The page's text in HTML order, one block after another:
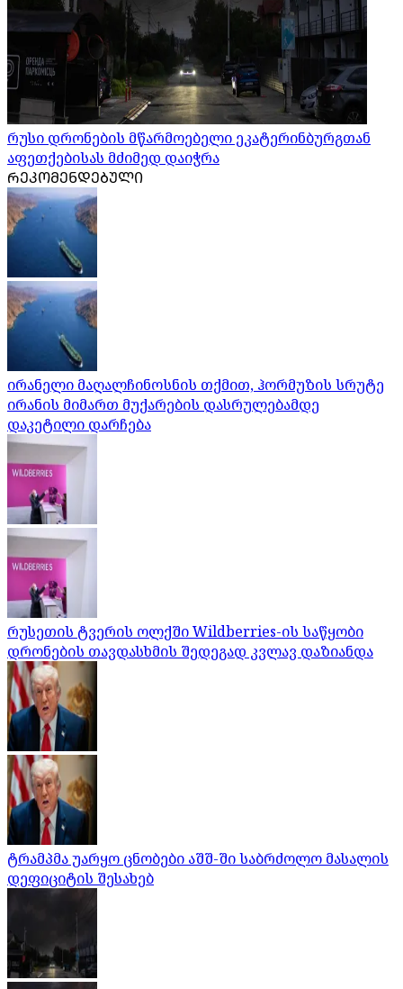
რუსი დრონების მწარმოებელი ეკატერინბურგთან
აფეთქებისას მძიმედ დაიჭრა
ᲠᲔᲙᲝᲛᲔᲜᲓᲔᲑᲣᲚᲘ
ირანელი მაღალჩინოსნის თქმით, ჰორმუზის სრუტე
ირანის მიმართ მუქარების დასრულებამდე
დაკეტილი დარჩება
რუსეთის ტვერის ოლქში Wildberries-ის საწყობი
დრონების თავდასხმის შედეგად კვლავ დაზიანდა
ტრამპმა უარყო ცნობები აშშ-ში საბრძოლო მასალის
დეფიციტის შესახებ